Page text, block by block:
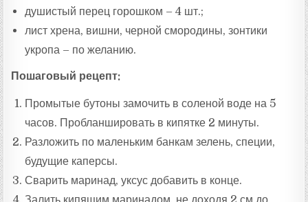
душистый перец горошком – 4 шт.;
лист хрена, вишни, черной смородины, зонтики
укропа – по желанию.
Пошаговый рецепт:
Промытые бутоны замочить в соленой воде на 5
часов. Пробланшировать в кипятке 2 минуты.
Разложить по маленьким банкам зелень, специи,
будущие каперсы.
Сварить маринад, уксус добавить в конце.